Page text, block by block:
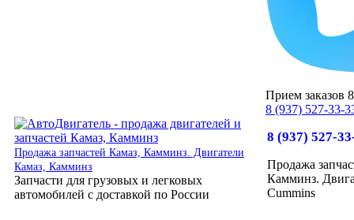
Прием заказов
8 (937) 527-33-
Продажа запчастей Камаз, Камминз. Двигатели
Камаз, Камминз
Запчасти для грузовых и легковых
автомобилей с доставкой по России
8 (937) 527-
Продажа
Камминз.
Cummins